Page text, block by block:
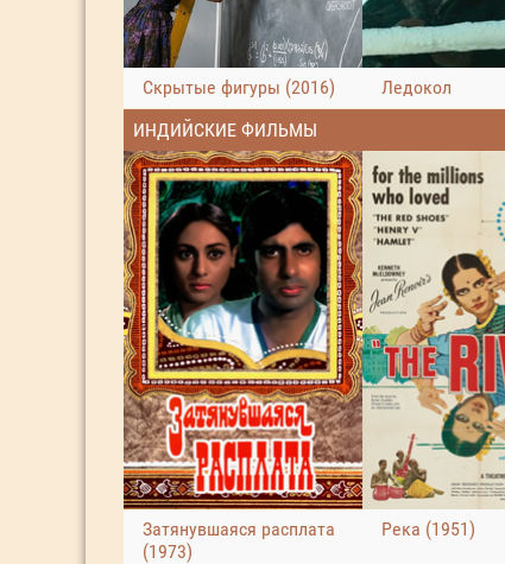
Скрытые фигуры (2016) Ледокол
ИНДИЙСКИЕ ФИЛЬМЫ
Затянувшаяся расплата
(1973)
Река (1951)